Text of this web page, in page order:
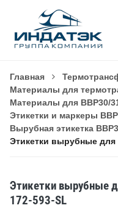
Главная
Материалы для
Материалы для BBP30/
Этикетки и маркеры
Вырубная этикетка
Этикетки вырубные для
Этикетки вырубные
172-593-SL